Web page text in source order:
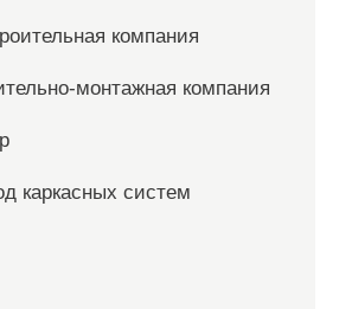
компания
монтажная компания
каркасных систем